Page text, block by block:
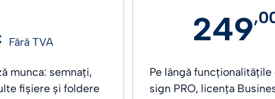
Fără TVA
munca: semnați,
fișiere și foldere
249,
Pe lângă
sign PRO, licența